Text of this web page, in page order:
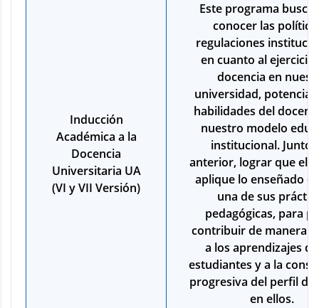
Inducción
Académica a la
Docencia
Universitaria UA
(VI y VII Versión)
Este programa busca
conocer las
regulaciones
en cuanto al ejercicio
docencia en
universidad,
habilidades del
nuestro modelo
institucional. Junto
anterior, lograr que el
aplique lo enseñado
una de sus
pedagógicas, para
contribuir de manera
a los aprendizajes
estudiantes y a la
progresiva del perfil de
en ellos.